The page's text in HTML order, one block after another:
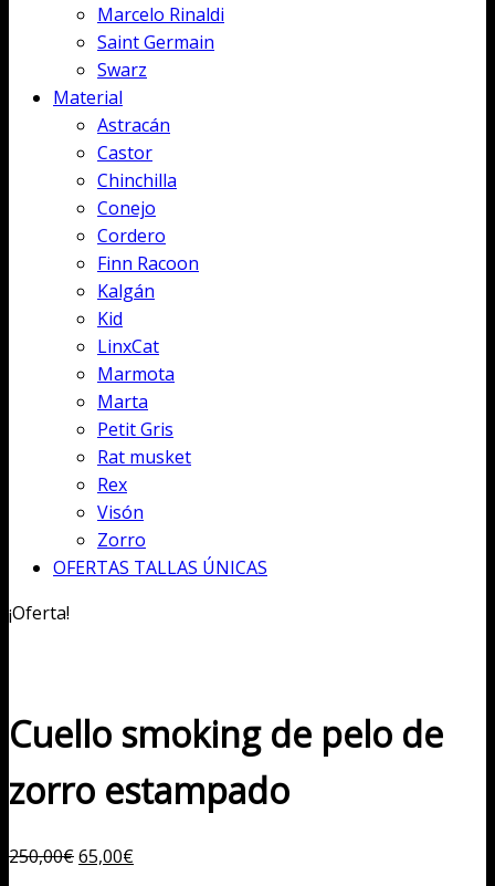
Marcelo Rinaldi
Saint Germain
Swarz
Material
Astracán
Castor
Chinchilla
Conejo
Cordero
Finn Racoon
Kalgán
Kid
LinxCat
Marmota
Marta
Petit Gris
Rat musket
Rex
Visón
Zorro
OFERTAS TALLAS ÚNICAS
¡Oferta!
Cuello smoking de pelo de
zorro estampado
250,00€El
65,00€El